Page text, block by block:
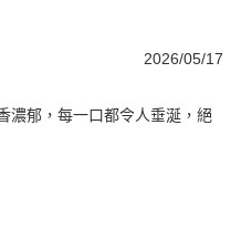
2026/05/17
濃郁，每一口都令人垂涎，絕